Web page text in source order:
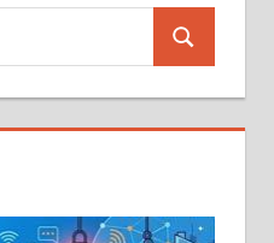
Search